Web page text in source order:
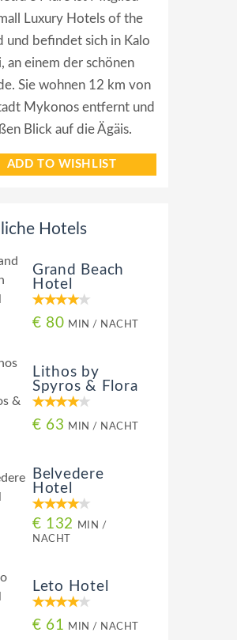
Luxury Hotels of the
und befindet sich in Kalo
an einem der schönen
Sie wohnen 12 km von
Mykonos entfernt und
Blick auf die Ägäis.
ADD TO WISHLIST
Hotels
Grand Beach
Hotel
€ 80 MIN / NACHT
Lithos by
Spyros & Flora
€ 63 MIN / NACHT
Belvedere
Hotel
€ 132
MIN /
NACHT
Leto Hotel
€ 61 MIN / NACHT